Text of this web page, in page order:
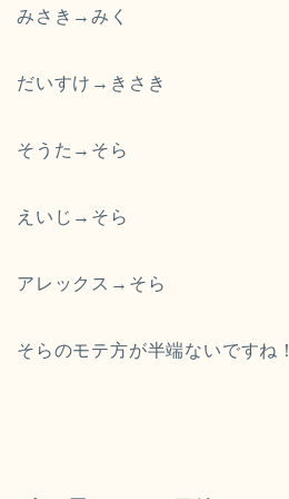
みさき→みく
だいすけ→きさき
そうた→そら
えいじ→そら
アレックス→そら
そらのモテ方が半端ないですね！